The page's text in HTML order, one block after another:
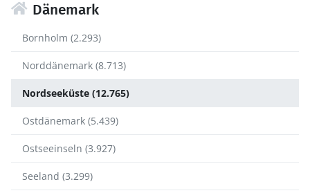
Dänemark
Bornholm (2.293)
Norddänemark (8.713)
Nordseeküste (12.765)
Ostdänemark (5.439)
Ostseeinseln (3.927)
Seeland (3.299)